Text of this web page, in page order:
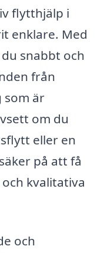
flytthjälp i
enklare. Med
snabbt och
från
är
om du
eller en
på att få
kvalitativa
och